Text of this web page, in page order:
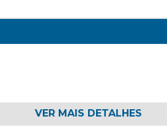
VER MAIS DETALHES